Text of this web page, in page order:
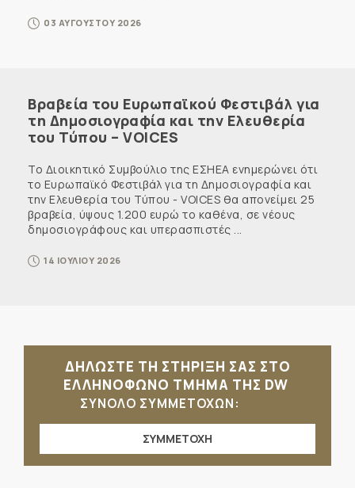
03 ΑΥΓΟΥΣΤΟΥ 2026
Βραβεία του Ευρωπαϊκού Φεστιβάλ για
τη Δημοσιογραφία και την Ελευθερία
του Τύπου – VOICES
Το Διοικητικό Συμβούλιο της ΕΣΗΕΑ ενημερώνει ότι
το Ευρωπαϊκό Φεστιβάλ για τη Δημοσιογραφία και
την Ελευθερία του Τύπου - VOICES θα απονείμει 25
βραβεία, ύψους 1.200 ευρώ το καθένα, σε νέους
δημοσιογράφους και υπερασπιστές ...
14 ΙΟΥΛΙΟΥ 2026
ΔΗΛΩΣΤΕ ΤΗ ΣΤΗΡΙΞΗ ΣΑΣ ΣΤΟ
ΕΛΛΗΝΟΦΩΝΟ ΤΜΗΜΑ ΤΗΣ DW
ΣΥΝΟΛΟ ΣΥΜΜΕΤΟΧΩΝ:
ΣΥΜΜΕΤΟΧΗ